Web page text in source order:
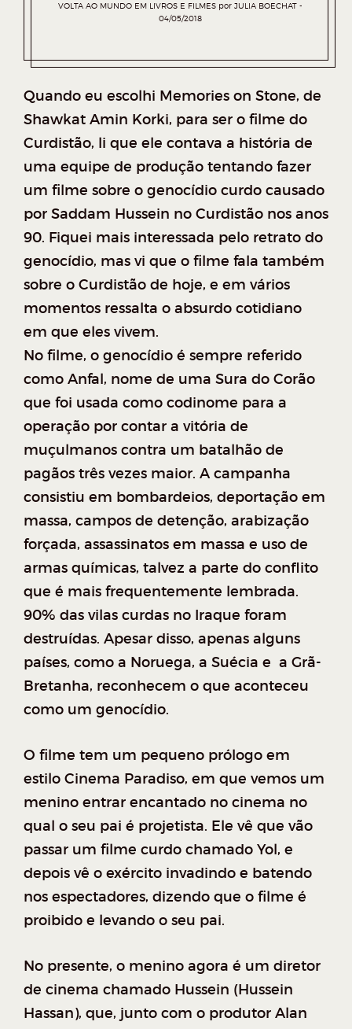
VOLTA AO MUNDO EM LIVROS E FILMES por JULIA BOECHAT
04/05/2018
Quando eu escolhi Memories on Stone, de
Shawkat Amin Korki, para ser o filme do
Curdistão, li que ele contava a história de
uma equipe de produção tentando fazer
um filme sobre o genocídio curdo causado
por Saddam Hussein no Curdistão nos anos
90. Fiquei mais interessada pelo retrato do
genocídio, mas vi que o filme fala também
sobre o Curdistão de hoje, e em vários
momentos ressalta o absurdo cotidiano
em que eles vivem.
No filme, o genocídio é sempre referido
como Anfal, nome de uma Sura do Corão
que foi usada como codinome para a
operação por contar a vitória de
muçulmanos contra um batalhão de
pagãos três vezes maior. A campanha
consistiu em bombardeios, deportação em
massa, campos de detenção, arabização
forçada, assassinatos em massa e uso de
armas químicas, talvez a parte do conflito
que é mais frequentemente lembrada.
90% das vilas curdas no Iraque foram
destruídas. Apesar disso, apenas alguns
países, como a Noruega, a Suécia e a Grã-
Bretanha, reconhecem o que aconteceu
como um genocídio.
O filme tem um pequeno prólogo em
estilo Cinema Paradiso, em que vemos um
menino entrar encantado no cinema no
qual o seu pai é projetista. Ele vê que vão
passar um filme curdo chamado Yol, e
depois vê o exército invadindo e batendo
nos espectadores, dizendo que o filme é
proibido e levando o seu pai.
No presente, o menino agora é um diretor
de cinema chamado Hussein (Hussein
Hassan), que, junto com o produtor Alan